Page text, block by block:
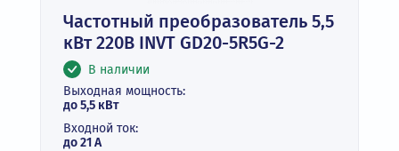
Частотный преобразователь 5,5
кВт 220В INVT GD20-5R5G-2
В наличии
Выходная мощность:
до 5,5 кВт
Входной ток:
до 21 А